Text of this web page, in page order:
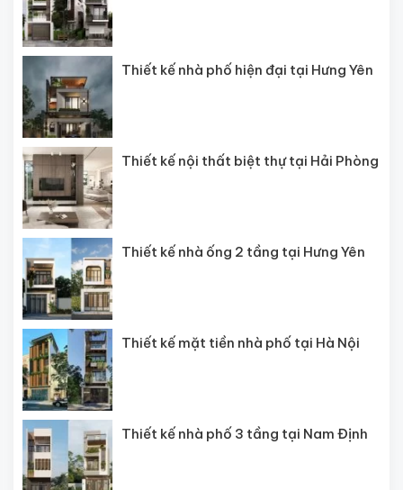
Thiết kế nhà phố hiện đại tại Hưng Yên
Thiết kế nội thất biệt thự tại Hải Phòng
Thiết kế nhà ống 2 tầng tại Hưng Yên
Thiết kế mặt tiền nhà phố tại Hà Nội
Thiết kế nhà phố 3 tầng tại Nam Định